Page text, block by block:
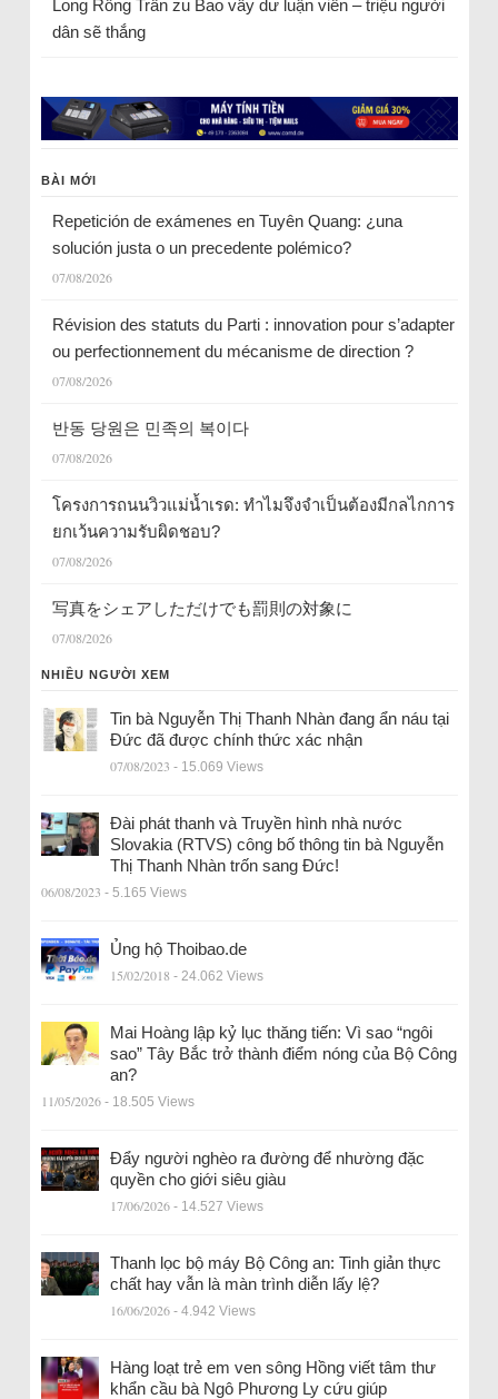
Long Rồng Trầnzu Bao vây dư luận viên – triệu người
dân sẽ thắng
BÀI MỚI
Repetición de exámenes en Tuyên Quang: ¿una
solución justa o un precedente polémico?
07/08/2026
Révision des statuts du Parti : innovation pour s’adapter
ou perfectionnement du mécanisme de direction ?
07/08/2026
반동 당원은 민족의 복이다
07/08/2026
โครงการถนนวิวแม่น้ำเรด: ทำไมจึงจำเป็นต้องมีกลไกการ
ยกเว้นความรับผิดชอบ?
07/08/2026
写真をシェアしただけでも罰則の対象に
07/08/2026
NHIỀU NGƯỜI XEM
Tin bà Nguyễn Thị Thanh Nhàn đang ẩn náu tại
Đức đã được chính thức xác nhận
07/08/2023 - 15.069 Views
Đài phát thanh và Truyền hình nhà nước
Slovakia (RTVS) công bố thông tin bà Nguyễn
Thị Thanh Nhàn trốn sang Đức!
06/08/2023 - 5.165 Views
Ủng hộ Thoibao.de
15/02/2018 - 24.062 Views
Mai Hoàng lập kỷ lục thăng tiến: Vì sao “ngôi
sao” Tây Bắc trở thành điểm nóng của Bộ Công
an?
11/05/2026 - 18.505 Views
Đẩy người nghèo ra đường để nhường đặc
quyền cho giới siêu giàu
17/06/2026 - 14.527 Views
Thanh lọc bộ máy Bộ Công an: Tinh giản thực
chất hay vẫn là màn trình diễn lấy lệ?
16/06/2026 - 4.942 Views
Hàng loạt trẻ em ven sông Hồng viết tâm thư
khẩn cầu bà Ngô Phương Ly cứu giúp